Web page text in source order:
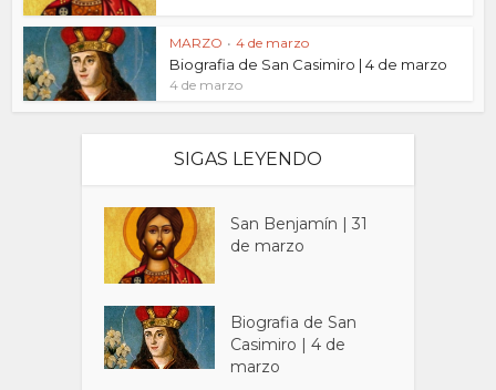
MARZO • 4 de marzo
Biografia de San Casimiro | 4 de marzo
4 de marzo
SIGAS LEYENDO
San Benjamín | 31
de marzo
Biografia de San
Casimiro | 4 de
marzo